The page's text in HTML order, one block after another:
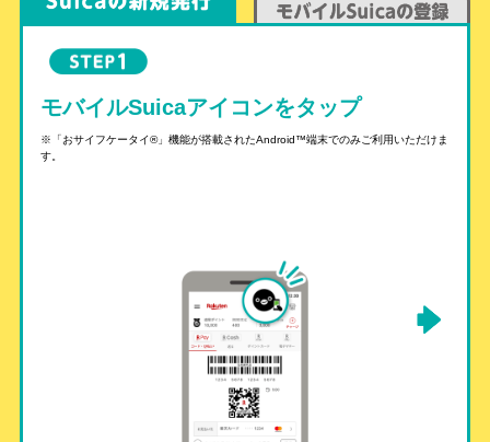
モバイルSuicaアイコンをタップ
※「おサイフケータイ®」機能が搭載されたAndroid™端末でのみご利用いただけま
す。